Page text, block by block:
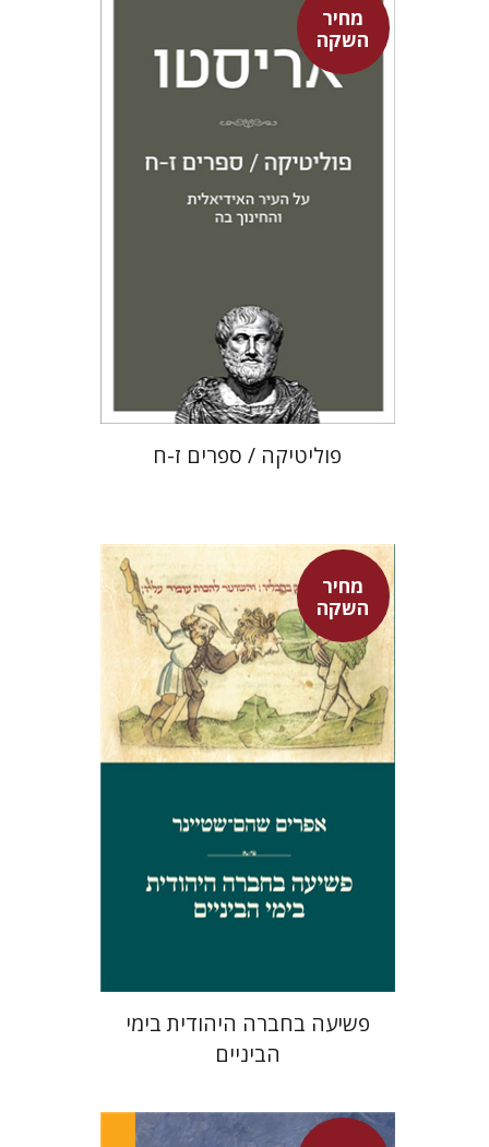
מחיר
השקה
אריסטו
עמית ברץ
מחיר השקה
$31
$22
פוליטיקה / ספרים ז-ח
מחיר
השקה
אפרים שהם-שטיינר
מחיר השקה
$42
$29
פשיעה בחברה היהודית בימי
הביניים